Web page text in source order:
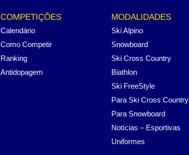
COMPETIÇÕES
Calendário
Como Competir
Ranking
Antidopagem
MODALIDADES
Ski Alpino
Snowboard
Ski Cross Country
Biathlon
Ski FreeStyle
Para Ski Cross Country
Para Snowboard
Notícias – Esportivas
Uniformes